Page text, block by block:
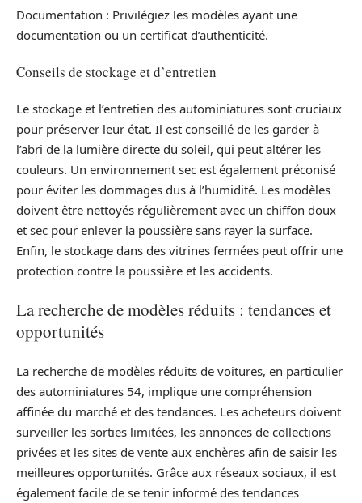
Documentation : Privilégiez les modèles ayant une
documentation ou un certificat d’authenticité.
Conseils de stockage et d’entretien
Le stockage et l’entretien des autominiatures sont cruciaux
pour préserver leur état. Il est conseillé de les garder à
l’abri de la lumière directe du soleil, qui peut altérer les
couleurs. Un environnement sec est également préconisé
pour éviter les dommages dus à l’humidité. Les modèles
doivent être nettoyés régulièrement avec un chiffon doux
et sec pour enlever la poussière sans rayer la surface.
Enfin, le stockage dans des vitrines fermées peut offrir une
protection contre la poussière et les accidents.
La recherche de modèles réduits : tendances et
opportunités
La recherche de modèles réduits de voitures, en particulier
des autominiatures 54, implique une compréhension
affinée du marché et des tendances. Les acheteurs doivent
surveiller les sorties limitées, les annonces de collections
privées et les sites de vente aux enchères afin de saisir les
meilleures opportunités. Grâce aux réseaux sociaux, il est
également facile de se tenir informé des tendances